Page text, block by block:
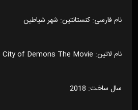
نام فارسی: کنستانتین: شهر شیاطین
نام لاتین: Constantine City of Demons The Movie
سال ساخت: 2018